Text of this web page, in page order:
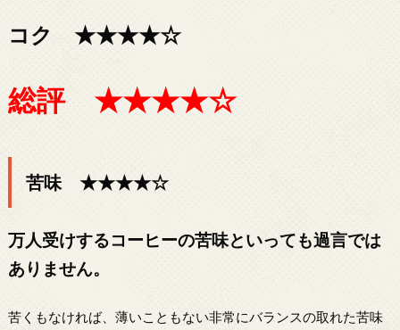
コク ★★★★☆
総評 ★★★★☆
苦味 ★★★★☆
万人受けするコーヒーの苦味といっても過言では
ありません。
苦くもなければ、薄いこともない非常にバランスの取れた苦味